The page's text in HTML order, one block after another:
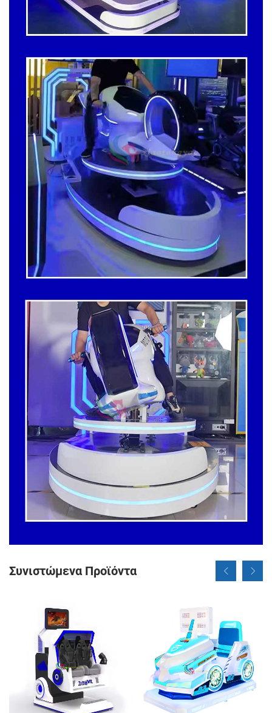
Συνιστώμενα Προϊόντα